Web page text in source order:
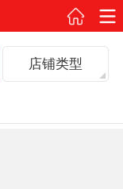
店铺类型